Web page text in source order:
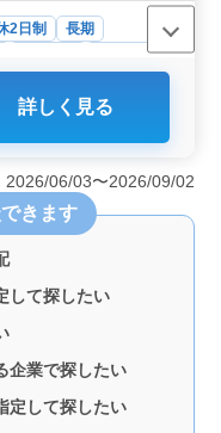
2日制
長期
業務委託
では、中高年のベ
ます。民事案件を得
倒産、消費者被
しています。ま
強制執行などの案
対応できるベテラ
年向けの働きや
環境を整えていま
めに設定していま
った働き方の柔軟
合わせた働き方が
ポート＞ 年収は
詳しく見る
06/03〜2026/09/02
きます
して探したい
企業で探したい
定して探したい